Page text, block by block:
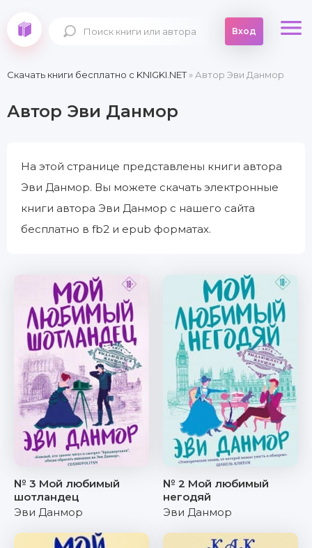
Вход
Скачать книги бесплатно c KNIGKI.NET» Автор Эви Данмор
Автор Эви Данмор
На этой странице представлены книги автора
Эви Данмор. Вы можете скачать электронные
книги автора Эви Данмор с нашего сайта
бесплатно в fb2 и epub форматах.
№ 3 Мой любимый
шотландец
Эви Данмор
№ 2 Мой любимый
негодяй
Эви Данмор